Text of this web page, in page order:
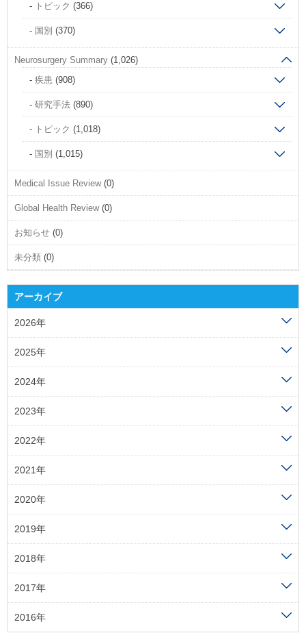
トピック (366)
国別 (370)
Neurosurgery Summary (1,026)
疾患 (908)
研究手法 (890)
トピック (1,018)
国別 (1,015)
Medical Issue Review(0)
Global Health Review(0)
お知らせ (0)
未分類 (0)
アーカイブ
2026年
2025年
2024年
2023年
2022年
2021年
2020年
2019年
2018年
2017年
2016年